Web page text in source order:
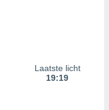
Laatste licht
19:19